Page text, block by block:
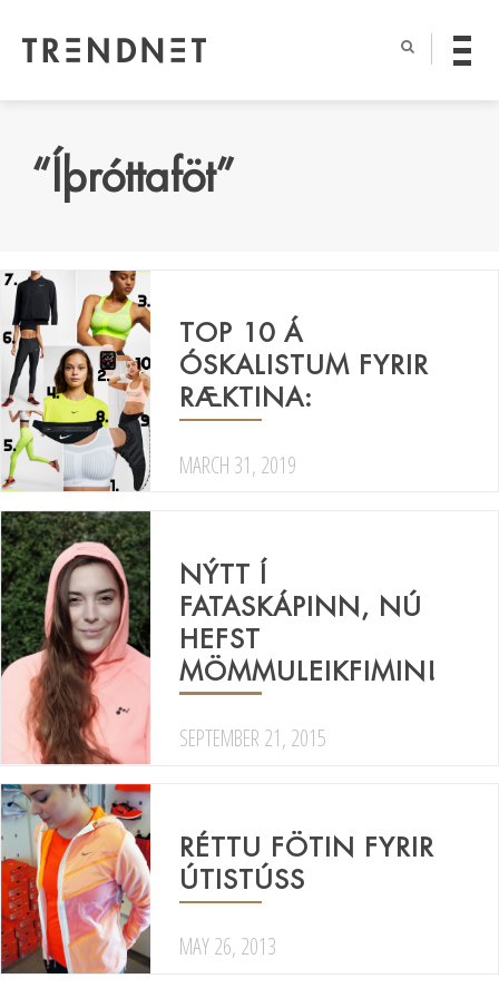
“Íþróttaföt”
TOP 10 Á
ÓSKALISTUM FYRIR
RÆKTINA:
MARCH 31, 2019
NÝTT Í
FATASKÁPINN, NÚ
HEFST
MÖMMULEIKFIMIN!
SEPTEMBER 21, 2015
RÉTTU FÖTIN FYRIR
ÚTISTÚSS
MAY 26, 2013